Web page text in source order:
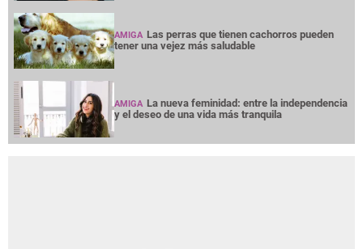
AMIGA Las perras que tienen cachorros pueden
tener una vejez más saludable
AMIGA La nueva feminidad: entre la independencia
y el deseo de una vida más tranquila